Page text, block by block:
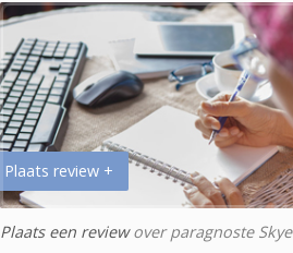
Plaats review +
Plaats een reviewover paragnoste Skye